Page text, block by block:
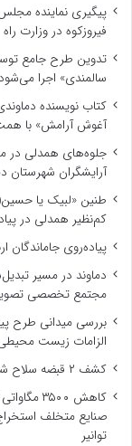
پیگیری نماینده
فیروزکوه در وزارت راه
تدوین طرح جامع
سالمندی» اجرا می‌شود
کتاب نویسنده
آغوش آرامش» با
جلوه‌های همدلی در
آرایشگران شهرستان
کم‌نظیر همدلی در
پیاده‌روی جاماندگان
دماوند در مسیر
مجتمع تخصصی تصویربرداری
بررسی میدانی طرح
الزامات زیست
کشف ۲ قبضه سلاح شکاری غیرمجاز در دماوند
کاهش
صنایع متخلف
توانیر